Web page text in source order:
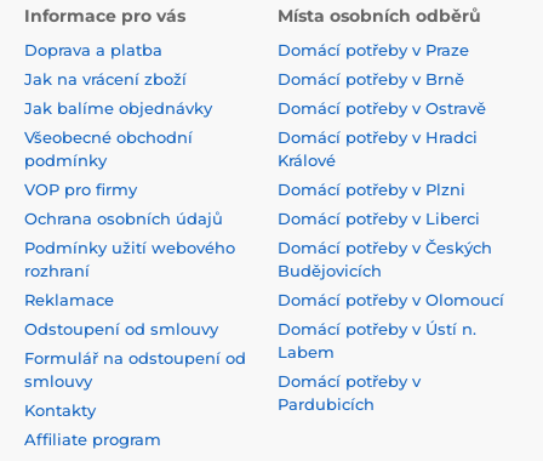
Informace pro vás
Doprava a platba
Jak na vrácení zboží
Jak balíme objednávky
Všeobecné obchodní
podmínky
VOP pro firmy
Ochrana osobních údajů
Podmínky užití webového
rozhraní
Reklamace
Odstoupení od smlouvy
Formulář na odstoupení od
smlouvy
Kontakty
Affiliate program
Místa osobních odběrů
Domácí potřeby v Praze
Domácí potřeby v Brně
Domácí potřeby v Ostravě
Domácí potřeby v Hradci
Králové
Domácí potřeby v Plzni
Domácí potřeby v Liberci
Domácí potřeby v Českých
Budějovicích
Domácí potřeby v Olomoucí
Domácí potřeby v Ústí n.
Labem
Domácí potřeby v
Pardubicích